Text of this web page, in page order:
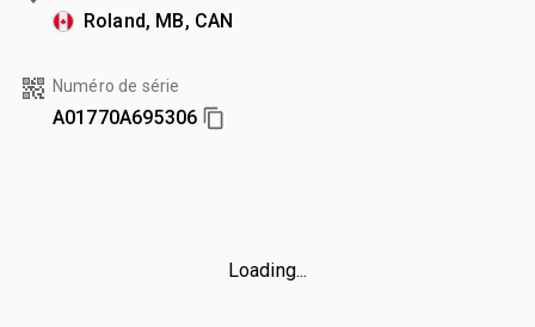
Roland, MB, CAN
Numéro de série
A01770A695306
Loading...